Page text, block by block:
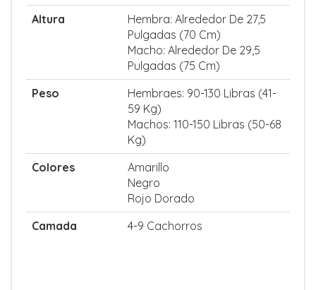
Altura
Hembra: Alrededor De 27,5
Pulgadas (70 Cm)
Macho: Alrededor De 29,5
Pulgadas (75 Cm)
Peso
Hembraes: 90-130 Libras (41-
59 Kg)
Machos: 110-150 Libras (50-68
Kg)
Colores
Amarillo
Negro
Rojo Dorado
Camada
4-9 Cachorros